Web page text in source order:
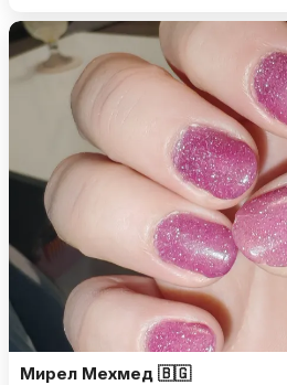
Мирел Мехмед 🇧🇬